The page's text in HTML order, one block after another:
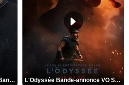
Spider-Man: Brand New Day Bande-annonce VO STFR L'Odyssée Bande-annonce VO STFR